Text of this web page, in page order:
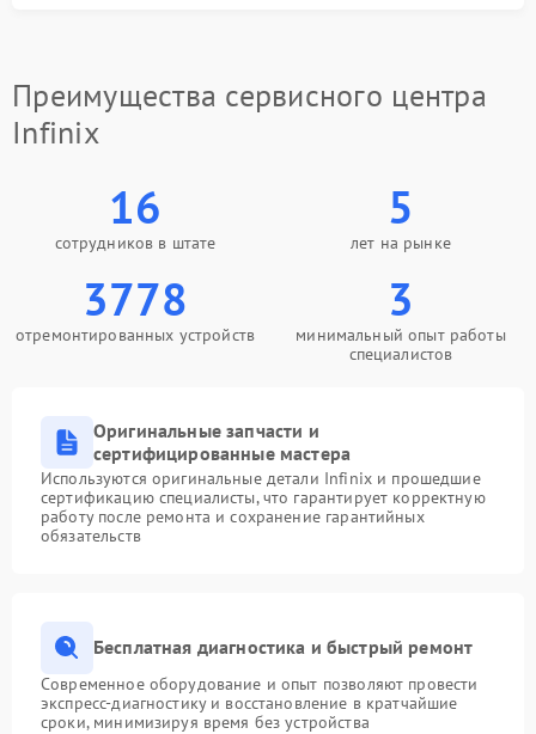
Преимущества сервисного центра
Infinix
16
сотрудников в штате
5
лет на рынке
3778
отремонтированных устройств
3
минимальный опыт работы
специалистов
Оригинальные запчасти и
сертифицированные мастера
Используются оригинальные детали Infinix и прошедшие
сертификацию специалисты, что гарантирует корректную
работу после ремонта и сохранение гарантийных
обязательств
Бесплатная диагностика и быстрый ремонт
Современное оборудование и опыт позволяют провести
экспресс-диагностику и восстановление в кратчайшие
сроки, минимизируя время без устройства